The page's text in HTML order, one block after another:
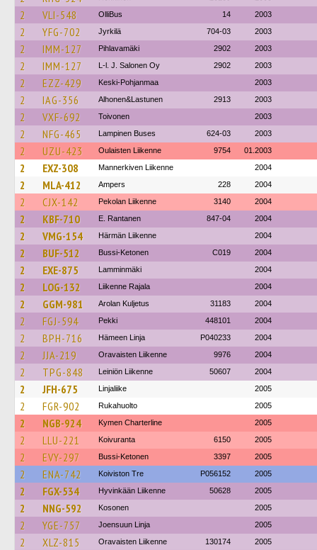
2 VLI-548 OlliBus 14 2003
2 YFG-702 Jyrkilä 704-03 2003
2 IMM-127 Pihlavamäki 2902 2003
2 IMM-127 L-l. J. Salonen Oy 2902 2003
2 EZZ-429 Keski-Pohjanmaa 2003
2 IAG-356 Alhonen&Lastunen 2913 2003
2 VXF-692 Toivonen 2003
2 NFG-465 Lampinen Buses 624-03 2003
2 UZU-423 Oulaisten Liikenne 9754 01.2003
2 EXZ-308 Mannerkiven Liikenne 2004
2 MLA-412 Ampers 228 2004
2 CJX-142 Pekolan Liikenne 3140 2004
2 KBF-710 E. Rantanen 847-04 2004
2 VMG-154 Härmän Liikenne 2004
2 BUF-512 Bussi-Ketonen C019 2004
2 EXE-875 Lamminmäki 2004
2 LOG-132 Liikenne Rajala 2004
2 GGM-981 Arolan Kuljetus 31183 2004
2 FGJ-594 Pekki 448101 2004
2 BPH-716 Hämeen Linja P040233 2004
2 JJA-219 Oravaisten Liikenne 9976 2004
2 TPG-848 Leiniön Liikenne 50607 2004
2 JFH-675 Linjaliike 2005
2 FGR-902 Rukahuolto 2005
2 NGB-924 Kymen Charterline 2005
2 LLU-221 Koivuranta 6150 2005
2 EVY-297 Bussi-Ketonen 3397 2005
2 ENA-742 Koiviston Tre P056152 2005
2 FGX-534 Hyvinkään Liikenne 50628 2005
2 NNG-592 Kosonen 2005
2 YGE-757 Joensuun Linja 2005
2 XLZ-815 Oravaisten Liikenne 130174 2005